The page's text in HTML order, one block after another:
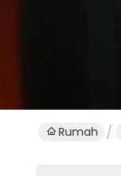
Rumah